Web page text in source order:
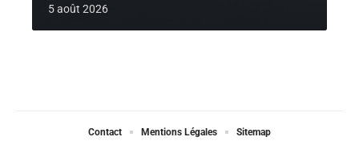
5 août 2026
Contact Mentions Légales Sitemap